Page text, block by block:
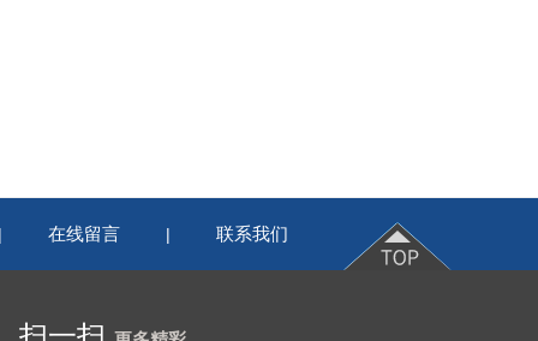
在线留言 | 联系我们